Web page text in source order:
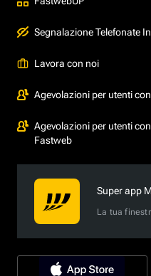
Segnalazione Telefonate
Lavora con noi
Agevolazioni per utenti
Agevolazioni per utenti
Fastweb
Super app
La tua